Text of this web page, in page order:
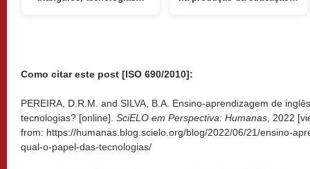
Como citar este post [ISO 690/2010]:
PEREIRA, D.R.M. and SILVA, B.A. Ensino-aprendizagem de
tecnologias? [online]. SciELO em Perspectiva: Humanas , 2022
from: https://humanas.blog.scielo.org/blog/2022/06/21/ensino-
qual-o-papel-das-tecnologias/